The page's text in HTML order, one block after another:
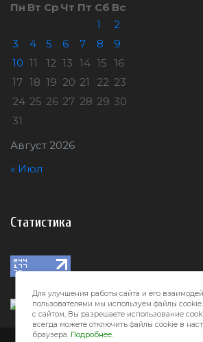
Август 2026
Пн Вт Ср Чт Пт Сб Вс
1
2
3
4 5 6 7 8
9
10 11 12 13 14 15 16
17 18 19 20 21 22 23
24 25 26 27 28 29 30
31
« Июл
Статистика
Для улучшения работы сайта и его
пользователями мы используем файлы
с сайтом, Вы разрешаете использование
всегда можете отключить файлы cookie в
браузера. Подробнее.